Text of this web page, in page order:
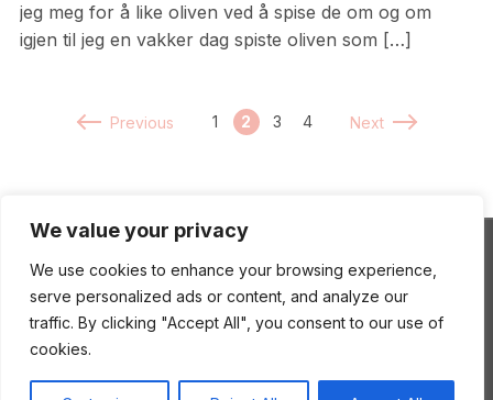
We value your privacy
We use cookies to enhance your browsing experience,
serve personalized ads or content, and analyze our
traffic. By clicking "Accept All", you consent to our use of
cookies.
jeg meg for å like oliven ved å spise de om og om
igjen til jeg en vakker dag spiste oliven som […]
Previous 1 2 3 4 Next
ENEstående Mat
Copyright © 2026 ENEstående Mat —Gourmand